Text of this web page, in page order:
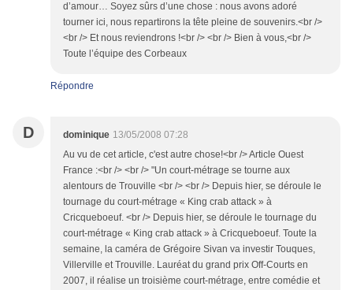
d’amour… Soyez sûrs d’une chose : nous avons adoré
tourner ici, nous repartirons la tête pleine de souvenirs.<br />
<br /> Et nous reviendrons !<br /> <br /> Bien à vous,<br />
Toute l’équipe des Corbeaux
Répondre
D dominique 13/05/2008 07:28
Au vu de cet article, c'est autre chose!<br /> Article Ouest
France :<br /> <br /> "Un court-métrage se tourne aux
alentours de Trouville <br /> <br /> Depuis hier, se déroule le
tournage du court-métrage « King crab attack » à
Cricqueboeuf. <br /> Depuis hier, se déroule le tournage du
court-métrage « King crab attack » à Cricqueboeuf. Toute la
semaine, la caméra de Grégoire Sivan va investir Touques,
Villerville et Trouville. Lauréat du grand prix Off-Courts en
2007, il réalise un troisième court-métrage, entre comédie et